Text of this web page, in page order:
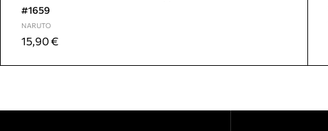
#1659
NARUTO
15,90€